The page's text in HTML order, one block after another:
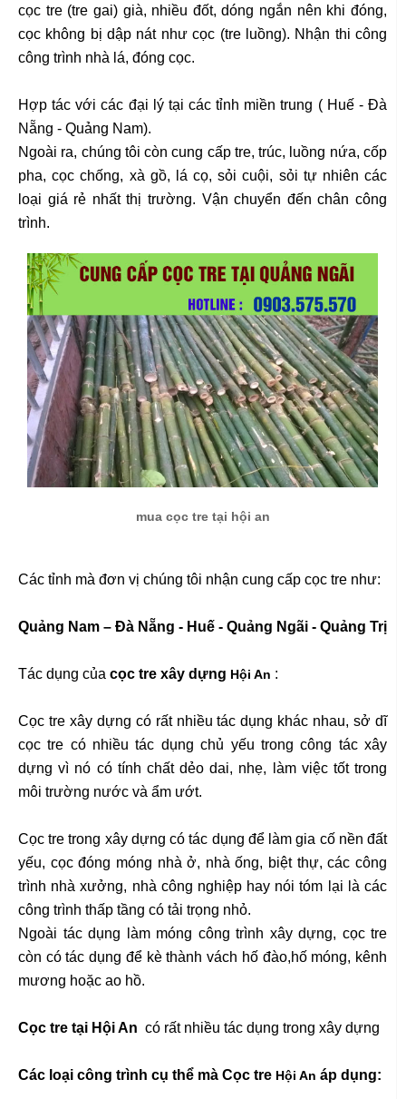
cọc tre (tre gai) già, nhiều đốt, dóng ngắn nên khi đóng,
cọc không bị dập nát như cọc (tre luồng). Nhận thi công
công trình nhà lá, đóng cọc.
Hợp tác với các đại lý tại các tỉnh miền trung ( Huế - Đà
Nẵng - Quảng Nam).
Ngoài ra, chúng tôi còn cung cấp tre, trúc, luồng nứa, cốp
pha, cọc chống, xà gồ, lá cọ, sỏi cuội, sỏi tự nhiên các
loại giá rẻ nhất thị trường. Vận chuyển đến chân công
trình.
mua cọc tre tại hội an
Các tỉnh mà đơn vị chúng tôi nhận cung cấp cọc tre như:
Quảng Nam – Đà Nẵng - Huế - Quảng Ngãi - Quảng Trị
Tác dụng của cọc tre xây dựng Hội An :
Cọc tre xây dựng có rất nhiều tác dụng khác nhau, sở dĩ
cọc tre có nhiều tác dụng chủ yếu trong công tác xây
dựng vì nó có tính chất dẻo dai, nhẹ, làm việc tốt trong
môi trường nước và ẩm ướt.
Cọc tre trong xây dựng có tác dụng để làm gia cố nền đất
yếu, cọc đóng móng nhà ở, nhà ống, biệt thự, các công
trình nhà xưởng, nhà công nghiệp hay nói tóm lại là các
công trình thấp tầng có tải trọng nhỏ.
Ngoài tác dụng làm móng công trình xây dựng, cọc tre
còn có tác dụng để kè thành vách hố đào,hố móng, kênh
mương hoặc ao hồ.
Cọc tre tại Hội An có rất nhiều tác dụng trong xây dựng
Các loại công trình cụ thể mà Cọc tre Hội An áp dụng: